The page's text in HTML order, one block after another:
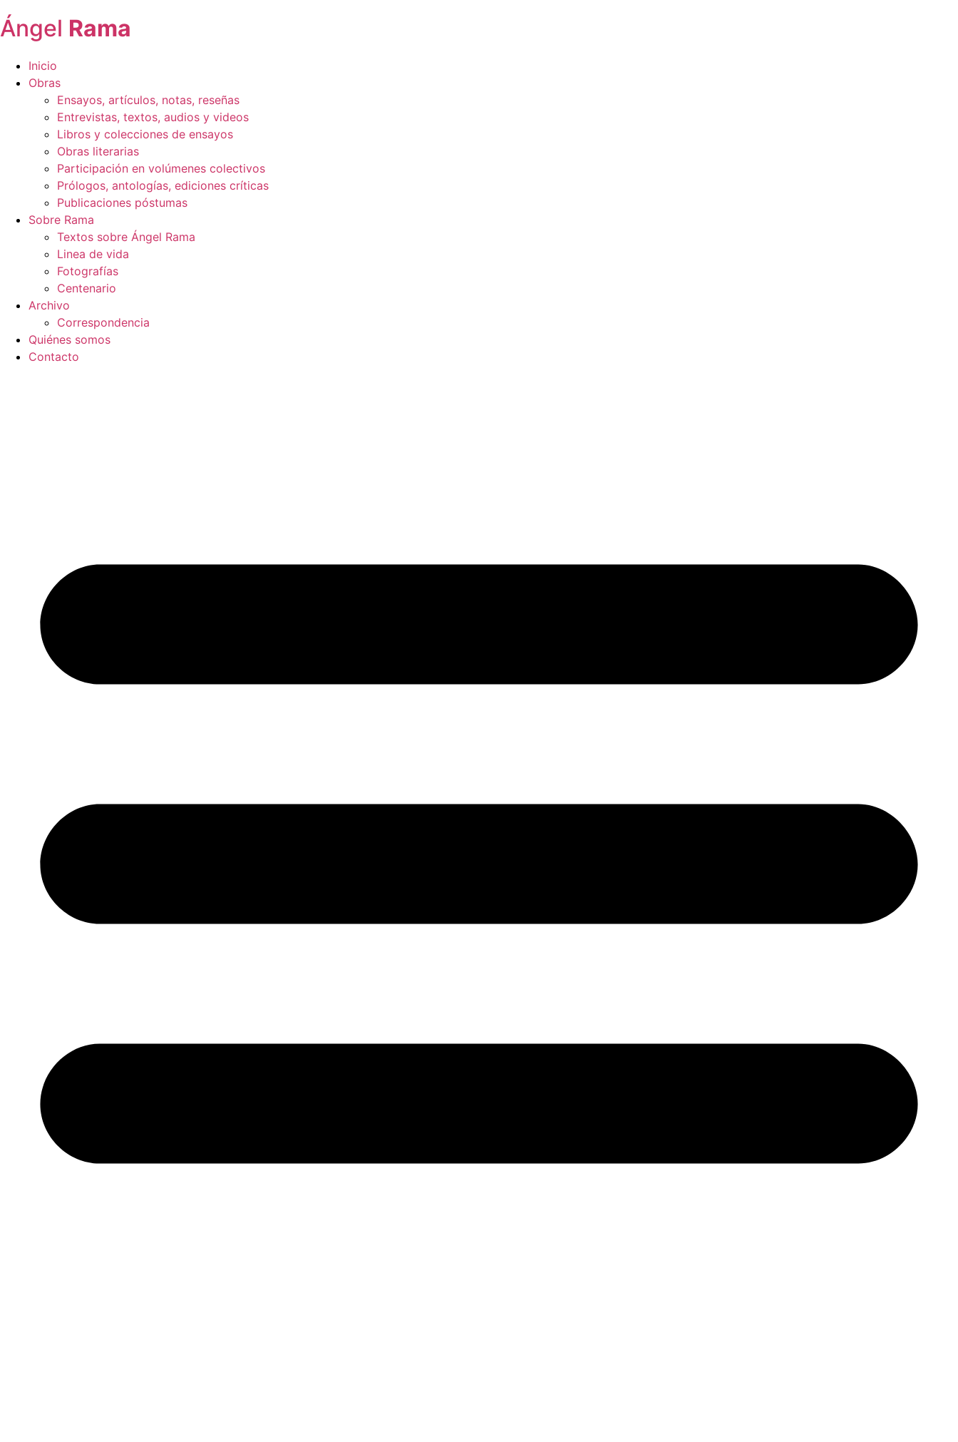
Ángel Rama
Inicio
Obras
Ensayos, artículos, notas, reseñas
Entrevistas, textos, audios y videos
Libros y colecciones de ensayos
Obras literarias
Participación en volúmenes colectivos
Prólogos, antologías, ediciones críticas
Publicaciones póstumas
Sobre Rama
Textos sobre Ángel Rama
Linea de vida
Fotografías
Centenario
Archivo
Correspondencia
Quiénes somos
Contacto